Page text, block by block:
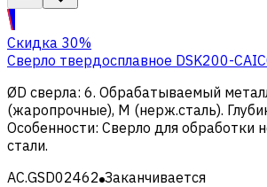
Скидка 30%
Сверло твердосплавное DSK200-
ØD сверла: 6. Обрабатываемый
(жаропрочные), M (нерж.сталь).
Особенности: Сверло для обработки
стали.
AC.GSD02462 Заканчивается